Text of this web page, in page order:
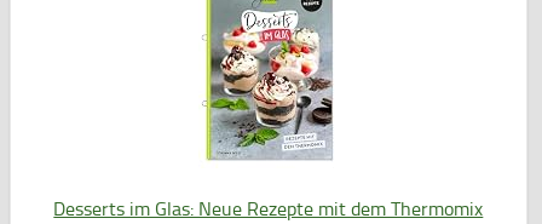
Desserts im Glas: Neue Rezepte mit dem Thermomix